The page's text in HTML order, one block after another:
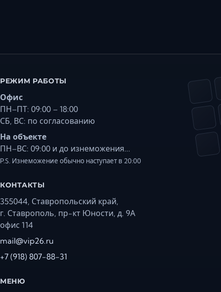
РЕЖИМ РАБОТЫ
Офис
ПН–ПТ: 09:00 – 18:00
СБ, ВС: по согласованию
На объекте
ПН–ВС: 09:00 и до изнеможения...
P.S. Изнеможение обычно наступает в 20:00
КОНТАКТЫ
355044, Ставропольский край,
г. Ставрополь, пр-кт Юности, д. 9А
офис 114
mail@vip26.ru
+7 (918) 807-88-31
МЕНЮ